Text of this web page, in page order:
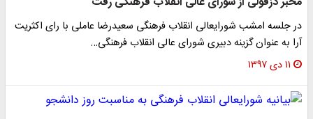
در جلسه امشب شورایعالی انقلاب فرهنگی سعیدرضا عاملی با رای اکثریت
آرا به عنوان گزینه دبیری شورای عالی انقلاب فرهنگی…
۱۱ دی ۱۳۹۷